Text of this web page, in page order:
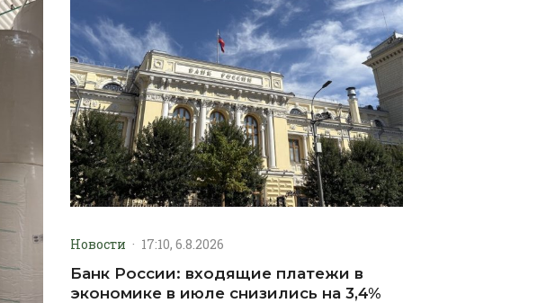
Новости · 17:10, 6.8.2026
Банк России: входящие платежи в
экономике в июле снизились на 3,4%